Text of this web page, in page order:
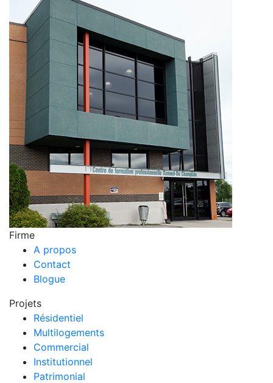
Firme
A propos
Contact
Blogue
Projets
Résidentiel
Multilogements
Commercial
Institutionnel
Patrimonial